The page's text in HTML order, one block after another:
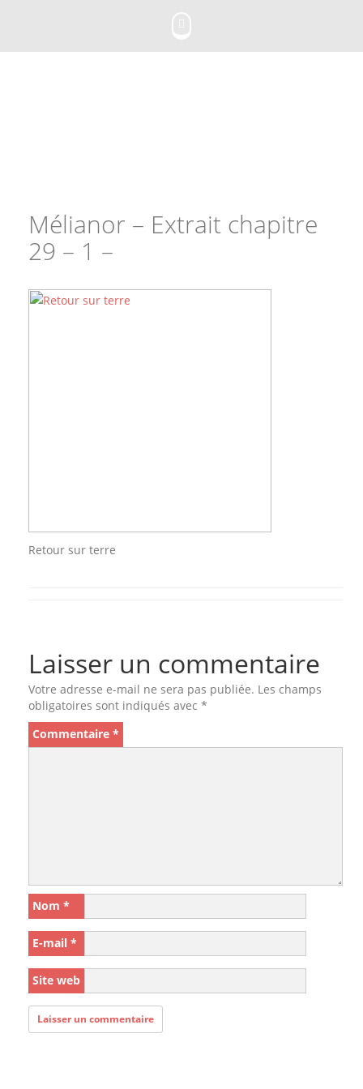
Mélianor – Extrait chapitre
29 – 1 –
Retour sur terre
Laisser un commentaire
Votre adresse e-mail ne sera pas publiée. Les champs
obligatoires sont indiqués avec *
Commentaire *
Nom *
E-mail *
Site web